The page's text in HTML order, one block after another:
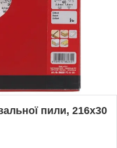
пили, 216х30